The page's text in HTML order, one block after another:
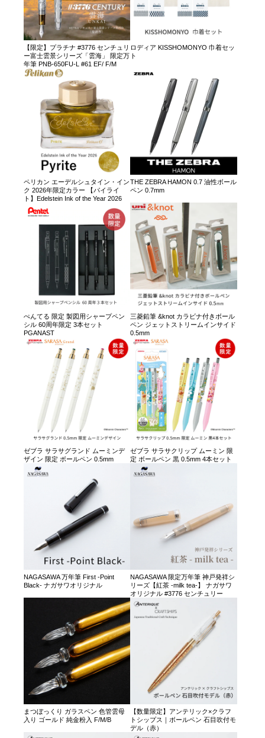
【限定】プラチナ #3776 センチュリ
ー富士雲景シリーズ「雲海」 限定万
年筆 PNB-650FU-L #61 EF/ F/M
ロディア KISSHOMONYO 巾着セッ
ト
ペリカン エーデルシュタイン・イン
ク 2026年限定カラー 【パイライ
ト】Edelstein Ink of the Year 2026
THE ZEBRA HAMON 0.7 油性ボール
ペン 0.7mm
ぺんてる 限定 製図用シャープペン
シル 60周年限定 3本セット
PGANAST
三菱鉛筆 &knot カラビナ付きボール
ペン ジェットストリームインサイド
0.5mm
ゼブラ サラサグランド ムーミンデ
ザイン 限定 ボールペン 0.5mm
ゼブラ サラサクリップ ムーミン 限
定 ボールペン 黒 0.5mm 4本セット
NAGASAWA 万年筆 First -Point
Black- ナガサワオリジナル
NAGASAWA 限定万年筆 神戸発祥シ
リーズ【紅茶 -milk tea-】 ナガサワ
オリジナル #3776 センチュリー
まつぼっくり ガラスペン 色管雲母
入り ゴールド 純金粉入 F/M/B
【数量限定】アンテリック×クラフ
トシップス｜ボールペン 石目吹付モ
デル（赤）